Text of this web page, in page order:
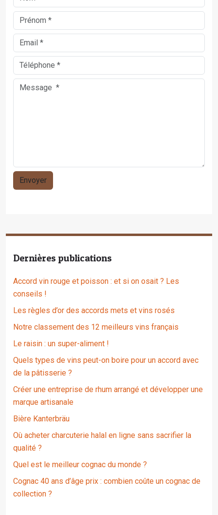
Dernières publications
Accord vin rouge et poisson : et si on osait ? Les
conseils !
Les règles d’or des accords mets et vins rosés
Notre classement des 12 meilleurs vins français
Le raisin : un super-aliment !
Quels types de vins peut-on boire pour un accord avec
de la pâtisserie ?
Créer une entreprise de rhum arrangé et développer une
marque artisanale
Bière Kanterbräu
Où acheter charcuterie halal en ligne sans sacrifier la
qualité ?
Quel est le meilleur cognac du monde ?
Cognac 40 ans d’âge prix : combien coûte un cognac de
collection ?